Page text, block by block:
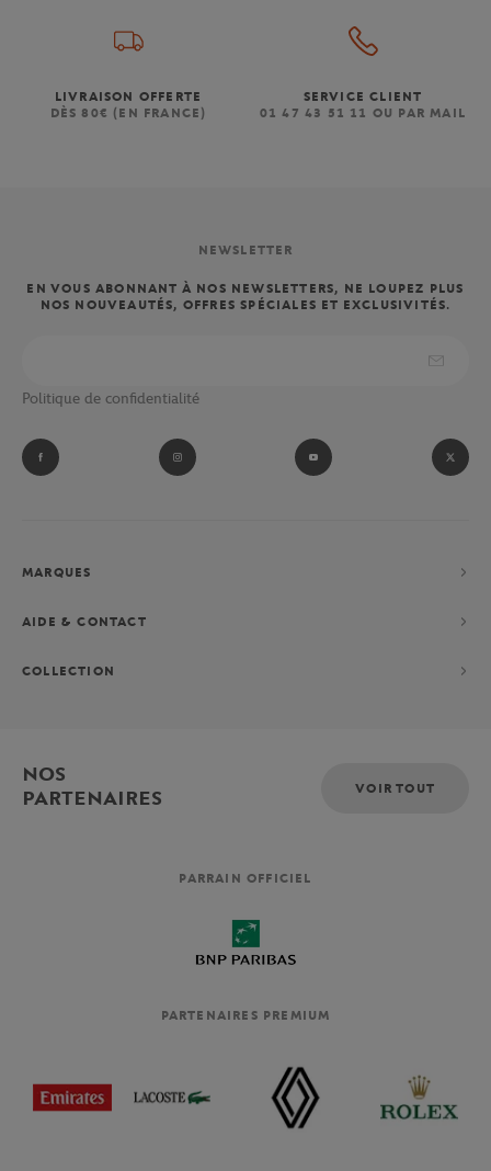
LIVRAISON OFFERTE
DÈS 80€ (EN FRANCE)
SERVICE CLIENT
01 47 43 51 11 OU PAR MAIL
NEWSLETTER
EN VOUS ABONNANT À NOS NEWSLETTERS, NE LOUPEZ PLUS
NOS NOUVEAUTÉS, OFFRES SPÉCIALES ET EXCLUSIVITÉS.
Politique de confidentialité
MARQUES
AIDE & CONTACT
COLLECTION
NOS
PARTENAIRES
VOIR TOUT
PARRAIN OFFICIEL
PARTENAIRES PREMIUM